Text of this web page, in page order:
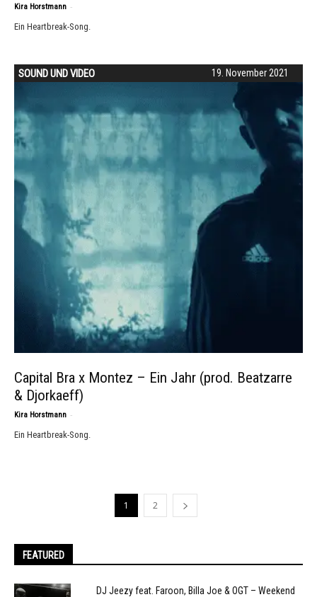
Kira Horstmann -
Ein Heartbreak-Song.
19. November 2021
SOUND UND VIDEO
Capital Bra x Montez – Ein Jahr (prod. Beatzarre
& Djorkaeff)
Kira Horstmann -
Ein Heartbreak-Song.
1 2
FEATURED
DJ Jeezy feat. Faroon, Billa Joe & OGT – Weekend